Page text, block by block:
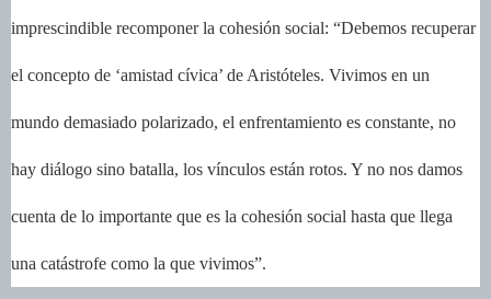
imprescindible recomponer la cohesión social: “Debemos recuperar
el concepto de ‘amistad cívica’ de Aristóteles. Vivimos en un
mundo demasiado polarizado, el enfrentamiento es constante, no
hay diálogo sino batalla, los vínculos están rotos. Y no nos damos
cuenta de lo importante que es la cohesión social hasta que llega
una catástrofe como la que vivimos”.